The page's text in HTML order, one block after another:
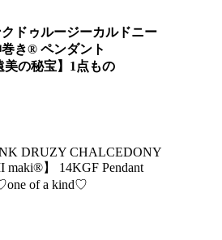
ドゥルージーカルドニー
き®︎ ペンダント
美の秘宝】1点もの
DRUZY CHALCEDONY
maki®︎】 14KGF Pendant
of a kind♡